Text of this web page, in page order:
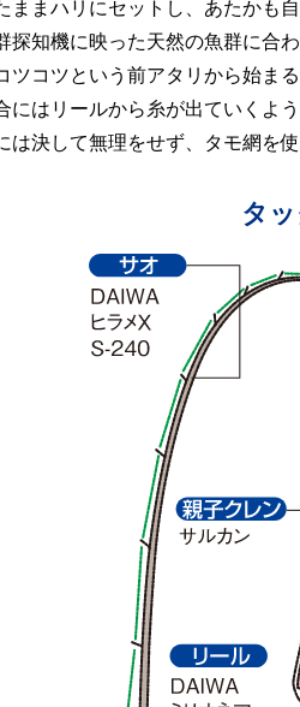
ままハリにセットし、あたかも
探知機に映った天然の魚群に合
ツコツという前アタリから始ま
にはリールから糸が出ていくよ
決して無理をせず、タモ網を
タ